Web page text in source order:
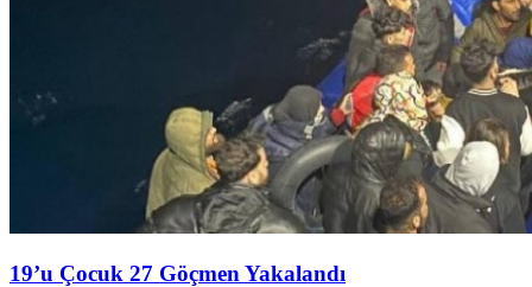
19’u Çocuk 27 Göçmen Yakalandı